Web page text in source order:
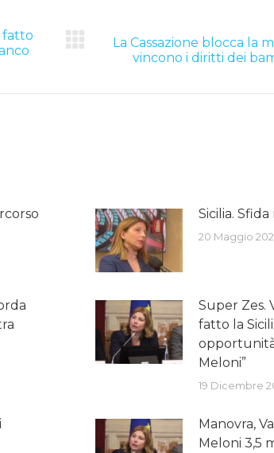
fatto
Next
post:
La Cassazione blocca la
vincono i diritti dei
Sicilia.
20 Maggio
Super Zes.
fatto la
Meloni”
19 Dicembre
Manovra,
Meloni 3,5